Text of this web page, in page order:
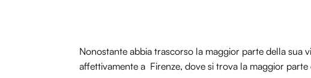
Nonostante abbia trascorso la maggior parte della sua
affettivamente a Firenze, dove si trova la maggior parte